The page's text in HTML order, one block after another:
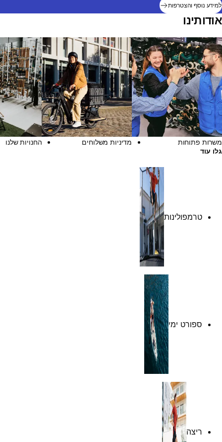
למידע נוסף והצטרפות
אודותינו
משרות פתוחות מדיניות משלוחים
החנויות שלנו
גלו עוד
טרמפולינות
ספורט ימי
ריצה